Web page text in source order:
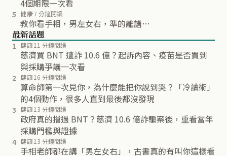
4個期限一次看
5 健康7 分鐘閱讀
教你看手相，男左女右，準的離譜…
最新話題
1 健康11 分鐘閱讀
慈濟買 BNT 遭詐 10.6 億？起訴內容、疫苗是否買到
與採購爭議一次看
2 健康16 分鐘閱讀
算命師第一次見你，為什麼能把你說到哭？「冷讀術」
的4個動作，很多人直到最後都沒發現
3 健康13 分鐘閱讀
政府真的擋過 BNT？慈濟 10.6 億詐騙案後，重看當年
採購門檻與證據
4 健康13 分鐘閱讀
手相老師都在講「男左女右」，古書真的有叫你這樣看